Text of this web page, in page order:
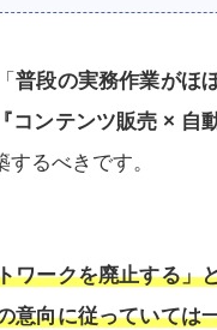
普段の実務作業がほ
コンテンツ販売 × 自
るべきです。
ワークを廃止する」
意向に従っていては